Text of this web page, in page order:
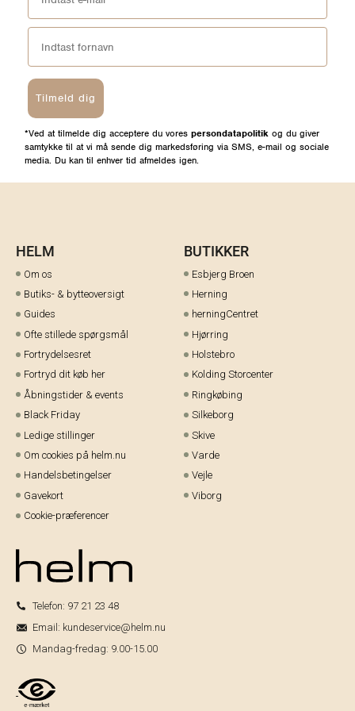
Tilmeld dig
*Ved at tilmelde dig acceptere du vores persondatapolitik og du giver
samtykke til at vi må sende dig markedsføring via SMS, e-mail og sociale
media. Du kan til enhver tid afmeldes igen.
HELM
Om os
Butiks- & bytteoversigt
Guides
Ofte stillede spørgsmål
Fortrydelsesret
Fortryd dit køb her
Åbningstider & events
Black Friday
Ledige stillinger
Om cookies på helm.nu
Handelsbetingelser
Gavekort
Cookie-præferencer
BUTIKKER
Esbjerg Broen
Herning
herningCentret
Hjørring
Holstebro
Kolding Storcenter
Ringkøbing
Silkeborg
Skive
Varde
Vejle
Viborg
Telefon: 97 21 23 48
Email: kundeservice@helm.nu
Mandag-fredag: 9.00-15.00